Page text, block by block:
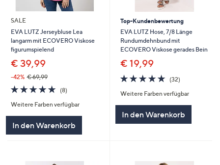
SALE
EVA LUTZ Jerseybluse Lea
langarm mit ECOVERO Viskose
figurumspielend
€ 39,99
-42% € 69,99
4.8
von
5
(8)8
Weitere Farben verfügbar
In den Warenkorb
Top-Kundenbewertung
EVA LUTZ Hose, 7/8 Länge
Rundumdehnbund mit
ECOVERO Viskose gerades Bein
€ 19,99
4.7
von
5
(32)32
Weitere Farben verfügbar
In den Warenkorb